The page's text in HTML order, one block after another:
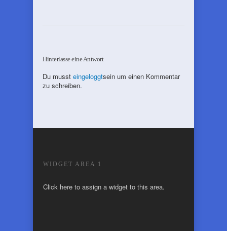
Hinterlasse eine Antwort
Du musst eingeloggtsein um einen Kommentar
zu schreiben.
WIDGET AREA 1
Click here to assign a widget to this area.